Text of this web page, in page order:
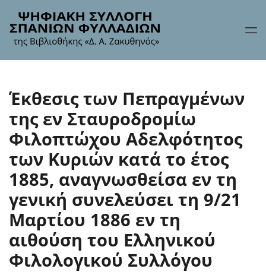
Έκθεσις των Πεπραγμένων
της εν Σταυροδρομίω
Φιλοπτώχου Αδελφότητος
των Κυριών κατά το έτος
1885, αναγνωσθείσα εν τη
γενική συνελεύσει τη 9/21
Μαρτίου 1886 εν τη
αιθούση του Ελληνικού
Φιλολογικού Συλλόγου